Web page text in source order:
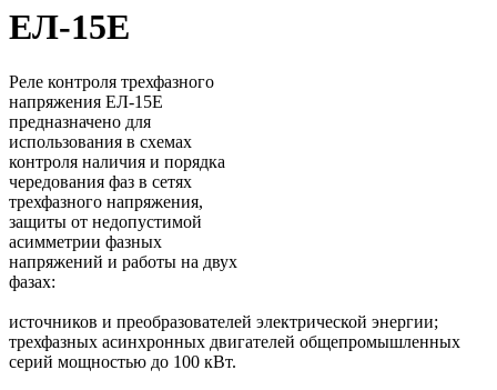
ЕЛ-15Е
Реле контроля трехфазного
напряжения ЕЛ-15Е
предназначено для
использования в схемах
контроля наличия и порядка
чередования фаз в сетях
трехфазного напряжения,
защиты от недопустимой
асимметрии фазных
напряжений и работы на двух
фазах:
источников и преобразователей электрической энергии;
трехфазных асинхронных двигателей общепромышленных
серий мощностью до 100 кВт.